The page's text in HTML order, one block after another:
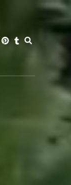
Search